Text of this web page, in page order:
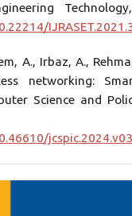
A., Irbaz, A.,
networking:
Science and